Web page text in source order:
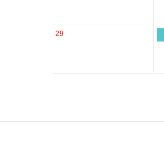
29